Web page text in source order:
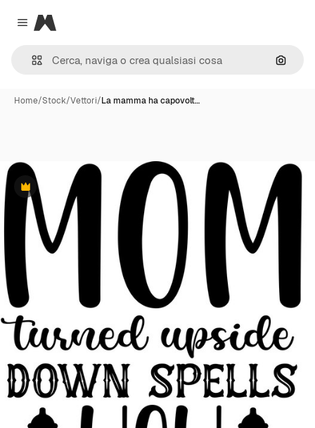
Close menu
Magnific
Cerca
Home/Stock/Vettori/La mamma ha capovolt…
Premium